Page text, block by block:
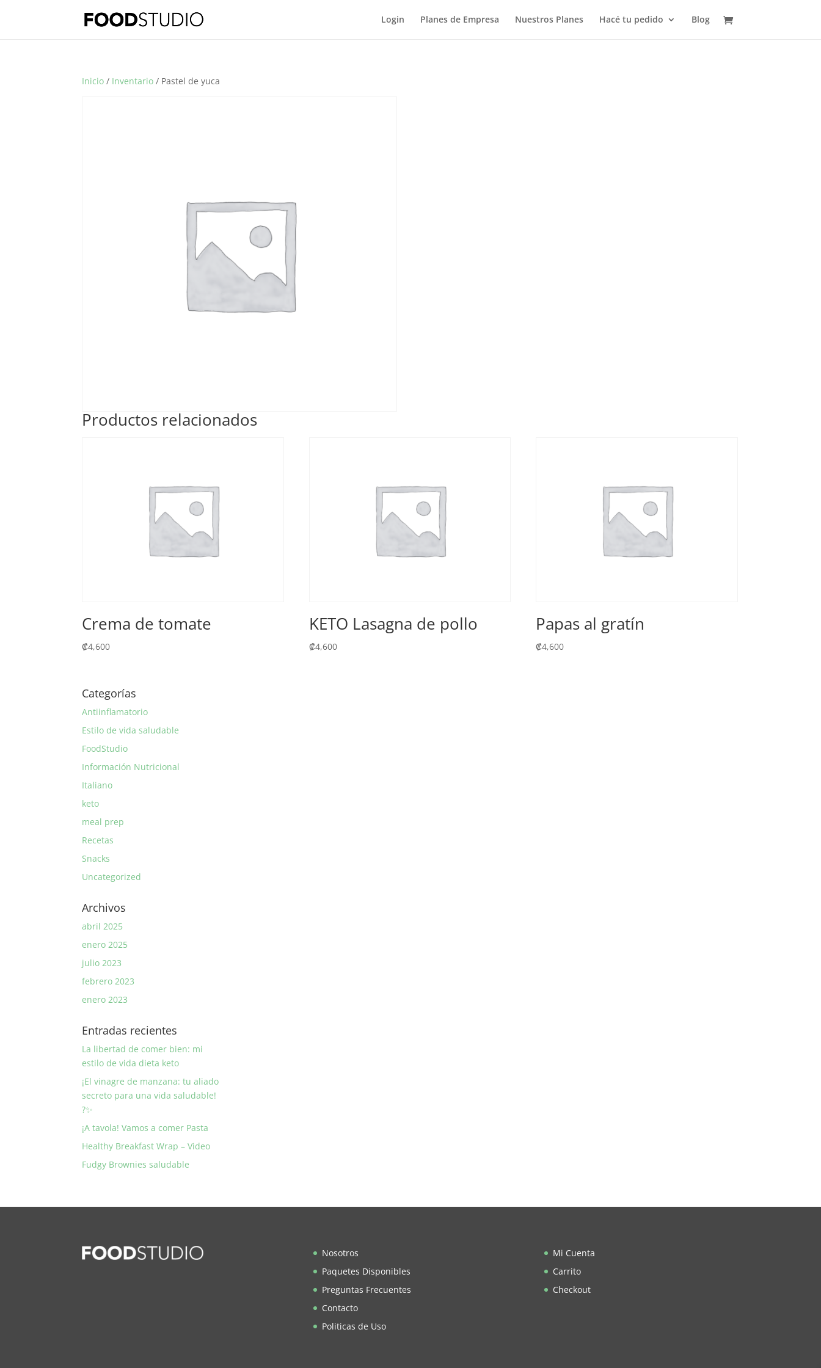
Login Planes de Empresa Nuestros Planes Hacé tu pedido Blog
Inicio / Inventario / Pastel de yuca
Productos relacionados
Crema de tomate
₡4,600
KETO Lasagna de pollo
₡4,600
Papas al gratín
₡4,600
Categorías
Antiinflamatorio
Estilo de vida saludable
FoodStudio
Información Nutricional
Italiano
keto
meal prep
Recetas
Snacks
Uncategorized
Archivos
abril 2025
enero 2025
julio 2023
febrero 2023
enero 2023
Entradas recientes
La libertad de comer bien: mi
estilo de vida dieta keto
¡El vinagre de manzana: tu aliado
secreto para una vida saludable!
?✨
¡A tavola! Vamos a comer Pasta
Healthy Breakfast Wrap – Video
Fudgy Brownies saludable
Nosotros
Paquetes Disponibles
Preguntas Frecuentes
Contacto
Politicas de Uso
Mi Cuenta
Carrito
Checkout